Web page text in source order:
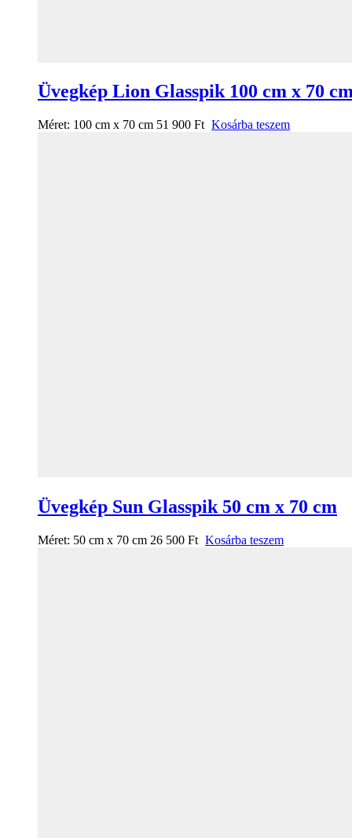
Üvegkép Lion Glasspik 100 cm x 70
Méret: 100 cm x 70 cm 51 900 Ft Kosárba teszem
Üvegkép Sun Glasspik 50 cm x 70 cm
Méret: 50 cm x 70 cm 26 500 Ft Kosárba teszem